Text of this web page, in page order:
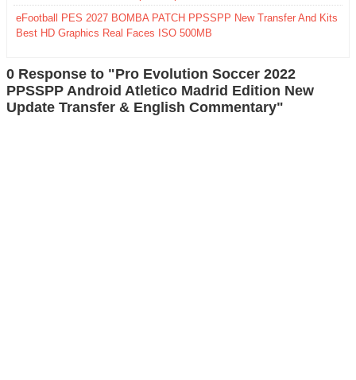
eFootball PES 2027 BOMBA PATCH PPSSPP New Transfer And Kits
Best HD Graphics Real Faces ISO 500MB
0 Response to "Pro Evolution Soccer 2022
PPSSPP Android Atletico Madrid Edition New
Update Transfer & English Commentary"